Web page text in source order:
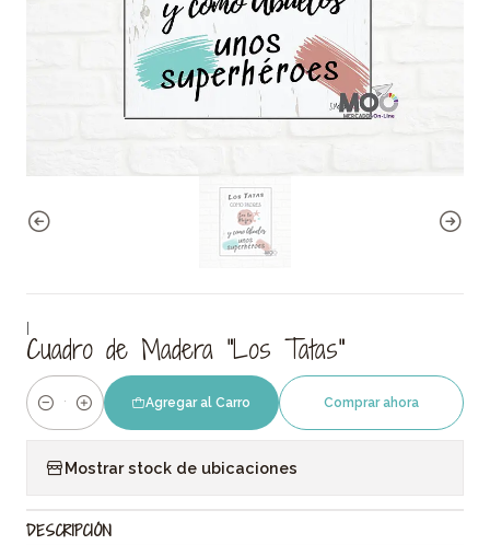
|
Cuadro de Madera "Los Tatas"
Cantidad
Agregar al Carro Comprar ahora
Mostrar stock de ubicaciones
DESCRIPCIÓN